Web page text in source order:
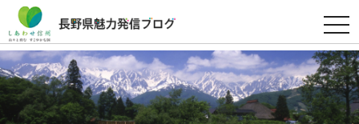
t
o
g
g
l
e
n
a
v